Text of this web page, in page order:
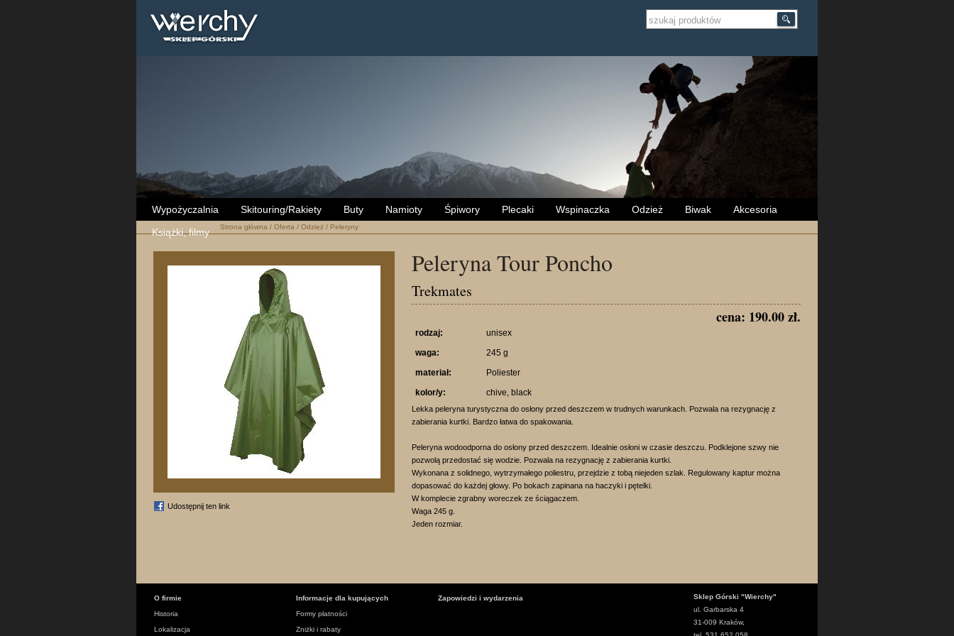
Wypożyczalnia Skitouring/Rakiety Buty Namioty Śpiwory Plecaki Wspinaczka Odzież Biwak
Akcesoria
Książki, filmy
Strona główna / Oferta / Odzież / Peleryny
Udostępnij ten link
Peleryna Tour Poncho
Trekmates
cena: 190.00 zł.
rodzaj:
unisex
waga:
245 g
materiał:
Poliester
kolor/y:
chive, black
Lekka peleryna turystyczna do osłony przed deszczem w trudnych warunkach. Pozwala na rezygnację z
zabierania kurtki. Bardzo łatwa do spakowania.
Peleryna wodoodporna do osłony przed deszczem. Idealnie osłoni w czasie deszczu. Podklejone szwy nie
pozwolą przedostać się wodzie. Pozwala na rezygnację z zabierania kurtki.
Wykonana z solidnego, wytrzymałego poliestru, przejdzie z tobą niejeden szlak. Regulowany kaptur można
dopasować do każdej głowy. Po bokach zapinana na haczyki i pętelki.
W komplecie zgrabny woreczek ze ściągaczem.
Waga 245 g.
Jeden rozmiar.
Sklep Górski "Wierchy"
ul. Garbarska 4
31-009 Kraków,
O firmie
Historia
Lokalizacja
Informacje dla kupujących
Formy płatności
Zniżki i rabaty
Zapowiedzi i wydarzenia